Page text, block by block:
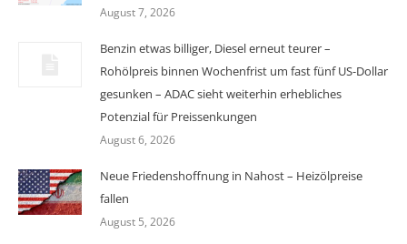
August 7, 2026
Benzin etwas billiger, Diesel erneut teurer –
Rohölpreis binnen Wochenfrist um fast fünf US-Dollar
gesunken – ADAC sieht weiterhin erhebliches
Potenzial für Preissenkungen
August 6, 2026
Neue Friedenshoffnung in Nahost – Heizölpreise
fallen
August 5, 2026